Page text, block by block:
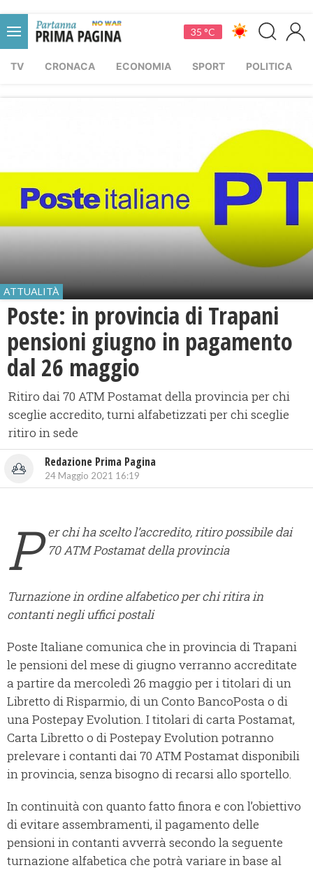
35 °C
TV CRONACA ECONOMIA SPORT POLITICA
ATTUALITÀ
Poste: in provincia di Trapani
pensioni giugno in pagamento
dal 26 maggio
Ritiro dai 70 ATM Postamat della provincia per chi
sceglie accredito, turni alfabetizzati per chi sceglie
ritiro in sede
Redazione Prima Pagina
24 Maggio 2021 16:19
P er chi ha scelto l’accredito, ritiro possibile dai
70 ATM Postamat della provincia
Turnazione in ordine alfabetico per chi ritira in
contanti negli uffici postali
Poste Italiane comunica che in provincia di Trapani
le pensioni del mese di giugno verranno accreditate
a partire da mercoledì 26 maggio per i titolari di un
Libretto di Risparmio, di un Conto BancoPosta o di
una Postepay Evolution. I titolari di carta Postamat,
Carta Libretto o di Postepay Evolution potranno
prelevare i contanti dai 70 ATM Postamat disponibili
in provincia, senza bisogno di recarsi allo sportello.
In continuità con quanto fatto finora e con l’obiettivo
di evitare assembramenti, il pagamento delle
pensioni in contanti avverrà secondo la seguente
turnazione alfabetica che potrà variare in base al